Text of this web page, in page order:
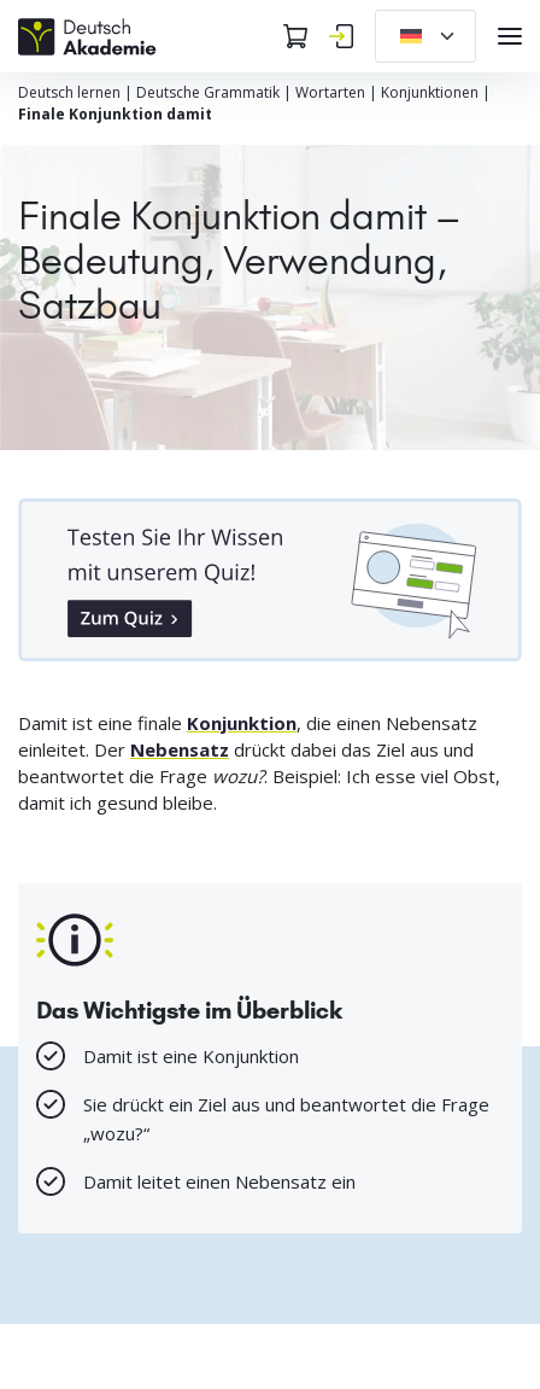
Deutsch lernen | Deutsche Grammatik | Wortarten | Konjunktionen |
Finale Konjunktion damit
Finale Konjunktion damit –
Bedeutung, Verwendung,
Satzbau
Damit ist eine finale Konjunktion, die einen Nebensatz
einleitet. Der Nebensatz drückt dabei das Ziel aus und
beantwortet die Frage wozu?. Beispiel: Ich esse viel Obst,
damit ich gesund bleibe.
Das Wichtigste im Überblick
Damit ist eine Konjunktion
Sie drückt ein Ziel aus und beantwortet die Frage
„wozu?“
Damit leitet einen Nebensatz ein